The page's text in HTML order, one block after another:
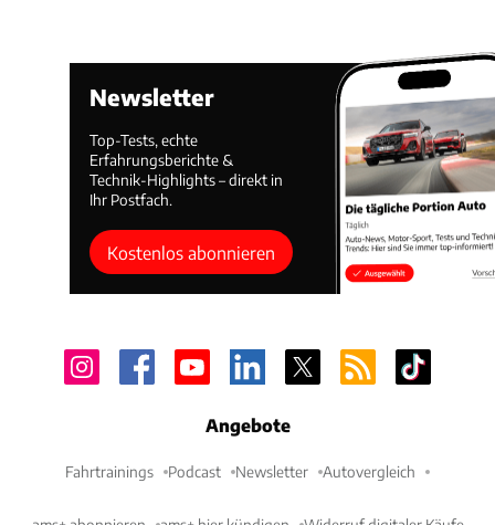
Newsletter
Top-Tests, echte
Erfahrungsberichte &
Technik-Highlights – direkt in
Ihr Postfach.
Kostenlos abonnieren
Angebote
Fahrtrainings Podcast Newsletter Autovergleich